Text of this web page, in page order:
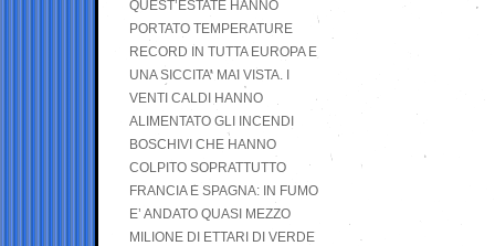
QUEST’ESTATE HANNO
PORTATO TEMPERATURE
RECORD IN TUTTA EUROPA E
UNA SICCITA’ MAI VISTA. I
VENTI CALDI HANNO
ALIMENTATO GLI INCENDI
BOSCHIVI CHE HANNO
COLPITO SOPRATTUTTO
FRANCIA E SPAGNA: IN FUMO
E’ ANDATO QUASI MEZZO
MILIONE DI ETTARI DI VERDE